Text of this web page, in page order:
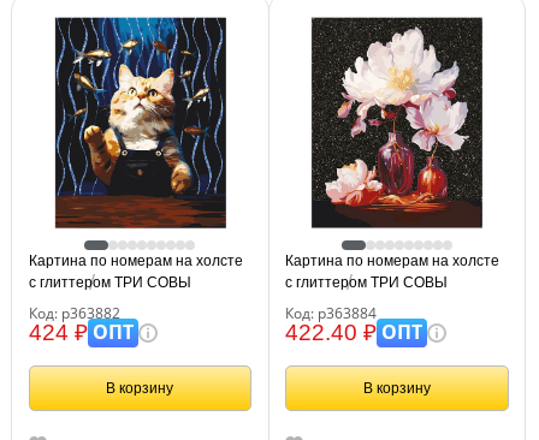
Картина по номерам на холсте
с глиттером ТРИ СОВЫ
акриловыми красками и кистями
Код: р363882
424 ₽ОПТ
В корзину
Картина по номерам на холсте
с глиттером ТРИ СОВЫ
акриловыми красками и кистями
Код: р363884
422.40 ₽ОПТ
В корзину